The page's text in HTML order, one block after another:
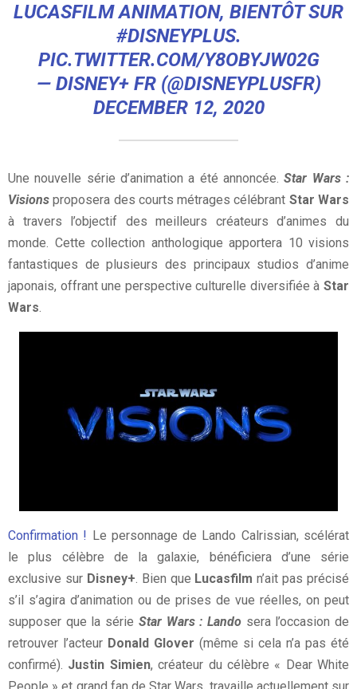
LUCASFILM ANIMATION, BIENTÔT SUR
#DISNEYPLUS.
PIC.TWITTER.COM/Y8OBYJW02G
— DISNEY+ FR (@DISNEYPLUSFR)
DECEMBER 12, 2020
Une nouvelle série d’animation a été annoncée.Star Wars :
Visions proposera des courts métrages célébrant Star Wars
à travers l’objectif des meilleurs créateurs d’animes du
monde. Cette collection anthologique apportera 10 visions
fantastiques de plusieurs des principaux studios d’anime
japonais, offrant une perspective culturelle diversifiée à Star
Wars.
Confirmation ! Le personnage de Lando Calrissian, scélérat
le plus célèbre de la galaxie, bénéficiera d’une série
exclusive surDisney+. Bien que Lucasfilm n’ait pas précisé
s’il s’agira d’animation ou de prises de vue réelles, on peut
supposer que la série Star Wars : Landosera l’occasion de
retrouver l’acteur Donald Glover (même si cela n’a pas été
confirmé). Justin Simien, créateur du célèbre « Dear White